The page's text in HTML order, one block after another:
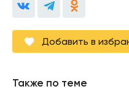
Добавить в
Также по теме